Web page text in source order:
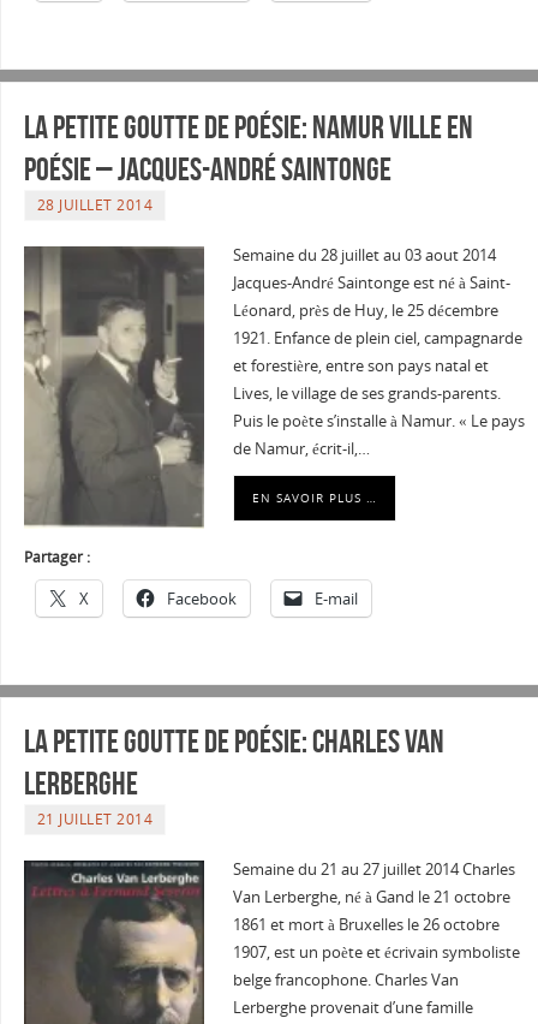
La petite goutte de poésie: Namur ville en
poésie – Jacques-André Saintonge
28 JUILLET 2014
Semaine du 28 juillet au 03 aout 2014
Jacques-André Saintonge est né à Saint-
Léonard, près de Huy, le 25 décembre
1921. Enfance de plein ciel, campagnarde
et forestière, entre son pays natal et
Lives, le village de ses grands-parents.
Puis le poète s’installe à Namur. « Le pays
de Namur, écrit-il,…
EN SAVOIR PLUS …
Partager :
X Facebook E-mail
La petite goutte de poésie: Charles Van
Lerberghe
21 JUILLET 2014
Semaine du 21 au 27 juillet 2014 Charles
Van Lerberghe, né à Gand le 21 octobre
1861 et mort à Bruxelles le 26 octobre
1907, est un poète et écrivain symboliste
belge francophone. Charles Van
Lerberghe provenait d’une famille